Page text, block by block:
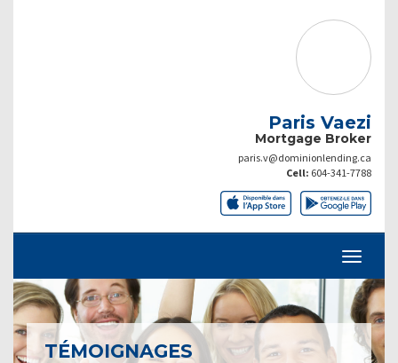
Paris Vaezi
Mortgage Broker
paris.v@dominionlending.ca
Cell: 604-341-7788
TÉMOIGNAGES